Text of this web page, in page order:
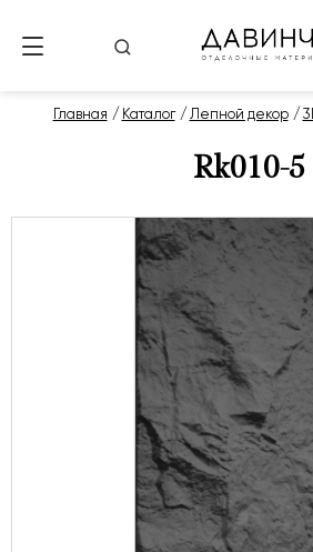
Главная Каталог Лепной декор
Rk010-5